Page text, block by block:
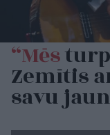
“Mēs
Zemītis
savu